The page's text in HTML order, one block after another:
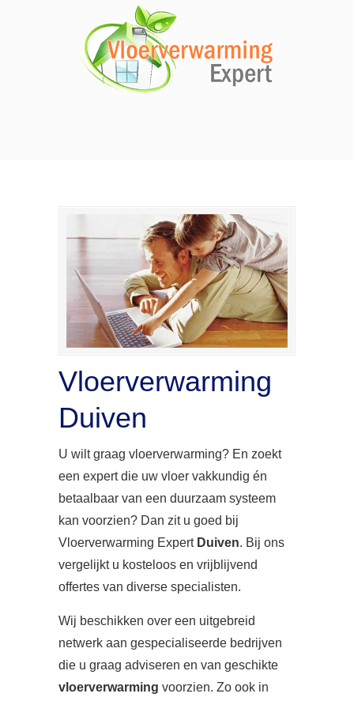
Vloerverwarming
Duiven
U wilt graag vloerverwarming? En zoekt
een expert die uw vloer vakkundig én
betaalbaar van een duurzaam systeem
kan voorzien? Dan zit u goed bij
Vloerverwarming Expert Duiven. Bij ons
vergelijkt u kosteloos en vrijblijvend
offertes van diverse specialisten.
Wij beschikken over een uitgebreid
netwerk aan gespecialiseerde bedrijven
die u graag adviseren en van geschikte
vloerverwarming voorzien. Zo ook in